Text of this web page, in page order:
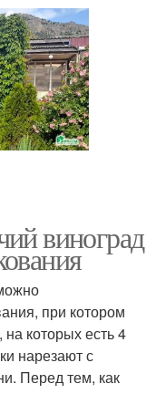
виноград
при котором
на которых есть 4
нарезают с
Перед тем, как